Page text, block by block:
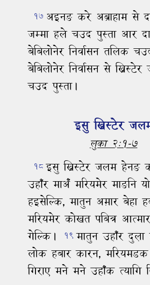
१७ अइनङ करे अब्राहाम से
जम्‍मा हले चउद पुस्‍ता आर
बेबिलोनेर निर्वासन तलिक
बेबिलोनेर निर्वासन से
चउद पुस्‍ता।
इसु ख्रिस्‍टेर
लुका २:१-७
१८ इसु ख्रिस्‍टेर जलम हेनङ
उहाँर माअँ मरियमेर माङनि
हइसेल्‍कि, मातुन अम़ार बेहा
मरियमेर कोखत पबित्र
गेल्‍कि।
१९ मातुन उहाँर दुल़ा
लोक हबार कारन,
गिराए मने मने उहाँक त्‍यागि